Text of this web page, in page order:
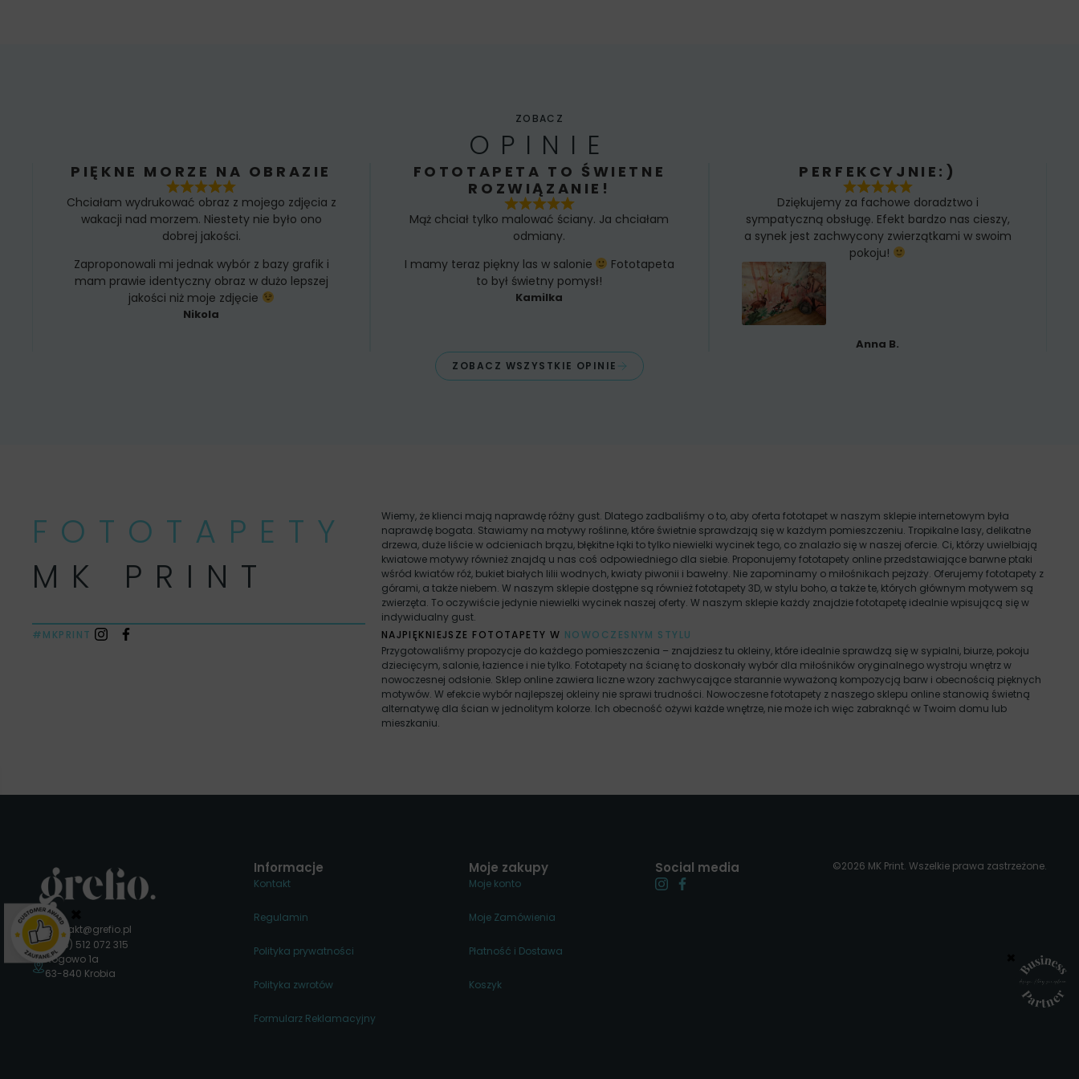
ZOBACZ
OPINIE
PIĘKNE MORZE NA OBRAZIE
Chciałam wydrukować obraz z mojego zdjęcia z
wakacji nad morzem. Niestety nie było ono
dobrej jakości.
Zaproponowali mi jednak wybór z bazy grafik i
mam prawie identyczny obraz w dużo lepszej
jakości niż moje zdjęcie
Nikola
FOTOTAPETA TO ŚWIETNE
ROZWIĄZANIE!
Mąż chciał tylko malować ściany. Ja chciałam
odmiany.
I mamy teraz piękny las w salonie
Fototapeta
to był świetny pomysł!
Kamilka
PERFEKCYJNIE:)
Dziękujemy za fachowe doradztwo i
sympatyczną obsługę. Efekt bardzo nas cieszy,
a synek jest zachwycony zwierzątkami w swoim
pokoju!
Anna B.
ZOBACZ WSZYSTKIE OPINIE
FOTOTAPETY
MK PRINT
#MKPRINT
Wiemy, że klienci mają naprawdę różny gust. Dlatego zadbaliśmy o to, aby oferta fototapet w naszym sklepie internetowym była
naprawdę bogata. Stawiamy na motywy roślinne, które świetnie sprawdzają się w każdym pomieszczeniu. Tropikalne lasy, delikatne
drzewa, duże liście w odcieniach brązu, błękitne łąki to tylko niewielki wycinek tego, co znalazło się w naszej ofercie. Ci, którzy uwielbiają
kwiatowe motywy również znajdą u nas coś odpowiedniego dla siebie. Proponujemy fototapety online przedstawiające barwne ptaki
wśród kwiatów róż, bukiet białych lilii wodnych, kwiaty piwonii i bawełny. Nie zapominamy o miłośnikach pejzaży. Oferujemy fototapety z
górami, a także niebem. W naszym sklepie dostępne są również fototapety 3D, w stylu boho, a także te, których głównym motywem są
zwierzęta. To oczywiście jedynie niewielki wycinek naszej oferty. W naszym sklepie każdy znajdzie fototapetę idealnie wpisującą się w
indywidualny gust.
NAJPIĘKNIEJSZE FOTOTAPETY W NOWOCZESNYM STYLU
Przygotowaliśmy propozycje do każdego pomieszczenia – znajdziesz tu okleiny, które idealnie sprawdzą się w sypialni, biurze, pokoju
dziecięcym, salonie, łazience i nie tylko. Fototapety na ścianę to doskonały wybór dla miłośników oryginalnego wystroju wnętrz w
nowoczesnej odsłonie. Sklep online zawiera liczne wzory zachwycające starannie wyważoną kompozycją barw i obecnością pięknych
motywów. W efekcie wybór najlepszej okleiny nie sprawi trudności. Nowoczesne fototapety z naszego sklepu online stanowią świetną
alternatywę dla ścian w jednolitym kolorze. Ich obecność ożywi każde wnętrze, nie może ich więc zabraknąć w Twoim domu lub
mieszkaniu.
kontakt@grefio.pl
(+48) 512 072 315
Rogowo 1a
63-840 Krobia
Informacje
Kontakt
Regulamin
Polityka prywatności
Polityka zwrotów
Formularz Reklamacyjny
Moje zakupy
Moje konto
Moje Zamówienia
Płatność i Dostawa
Koszyk
Social media ©2026 MK Print. Wszelkie prawa zastrzeżone.